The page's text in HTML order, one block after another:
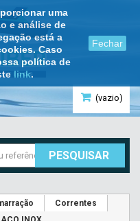
uma
e análise de
está a
Caso
política de
link.
Fechar
(vazio)
PESQUISAR
Correntes